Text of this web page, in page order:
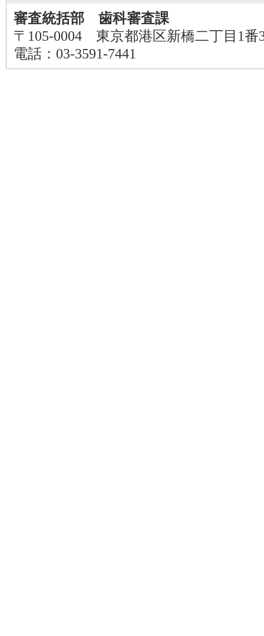
審査統括部 歯科審査課
〒105-0004 東京都港区新橋二丁目1番
電話：03-3591-7441